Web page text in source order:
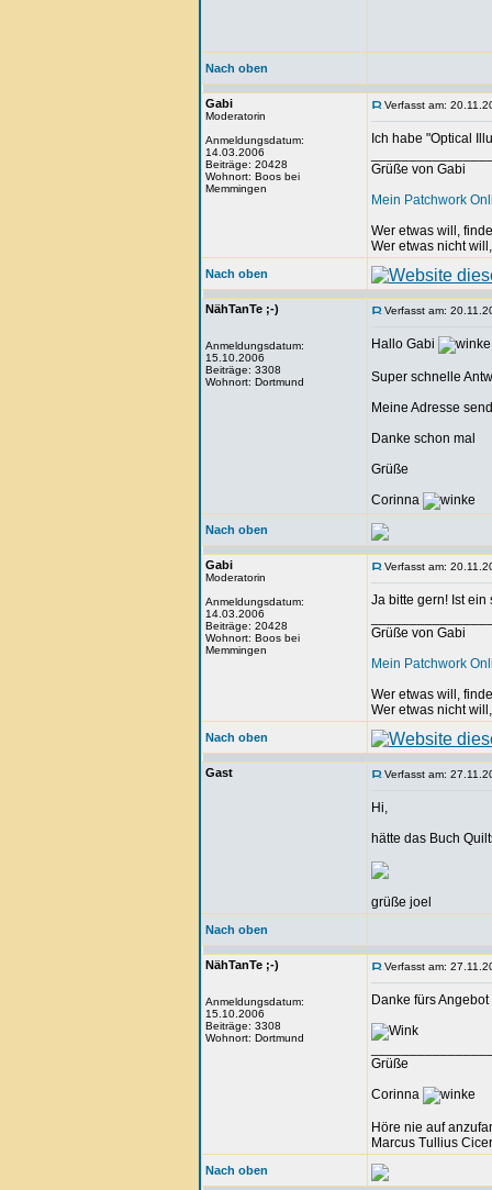
Nach oben
Gabi
Moderatorin
Anmeldungsdatum:
14.03.2006
Beiträge: 20428
Wohnort: Boos bei
Memmingen
Verfasst am:
Ich habe "Optical
Grüße von Gabi
Mein Patchwork
Wer etwas will,
Wer etwas nicht
Nach oben
NähTanTe ;-)
Anmeldungsdatum:
15.10.2006
Beiträge: 3308
Wohnort: Dortmund
Verfasst am:
Hallo Gabi
Super schnelle
Meine Adresse
Danke schon mal
Grüße
Corinna
Nach oben
Gabi
Moderatorin
Anmeldungsdatum:
14.03.2006
Beiträge: 20428
Wohnort: Boos bei
Memmingen
Verfasst am:
Ja bitte gern! Ist
Grüße von Gabi
Mein Patchwork
Wer etwas will,
Wer etwas nicht
Nach oben
Gast Verfasst am:
Hi,
hätte das Buch
grüße joel
Nach oben
NähTanTe ;-)
Anmeldungsdatum:
15.10.2006
Beiträge: 3308
Wohnort: Dortmund
Verfasst am:
Danke fürs
Grüße
Corinna
Höre nie auf
Marcus Tullius
Nach oben